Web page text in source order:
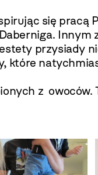
się pracą
Innym
przysiady
które
z owoców.